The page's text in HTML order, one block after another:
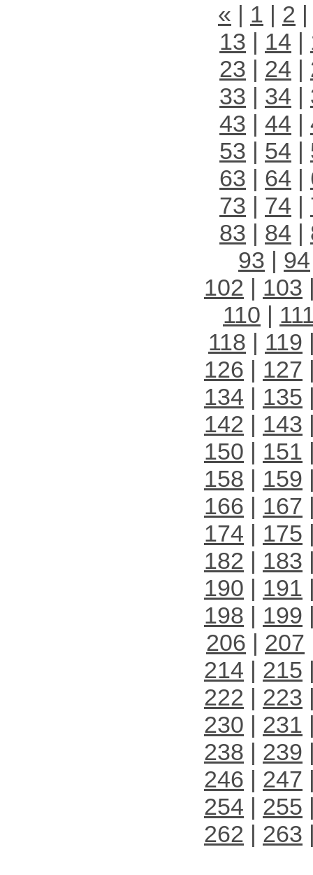
« | 1 | 2
13 | 14 |
23 | 24 |
33 | 34 |
43 | 44 |
53 | 54 |
63 | 64 |
73 | 74 |
83 | 84 |
93 | 94
102 | 103
110 |
118 | 119
126 | 127
134 | 135
142 | 143
150 | 151
158 | 159
166 | 167
174 | 175
182 | 183
190 | 191
198 | 199
206 | 207
214 | 215
222 | 223
230 | 231
238 | 239
246 | 247
254 | 255
262 | 263